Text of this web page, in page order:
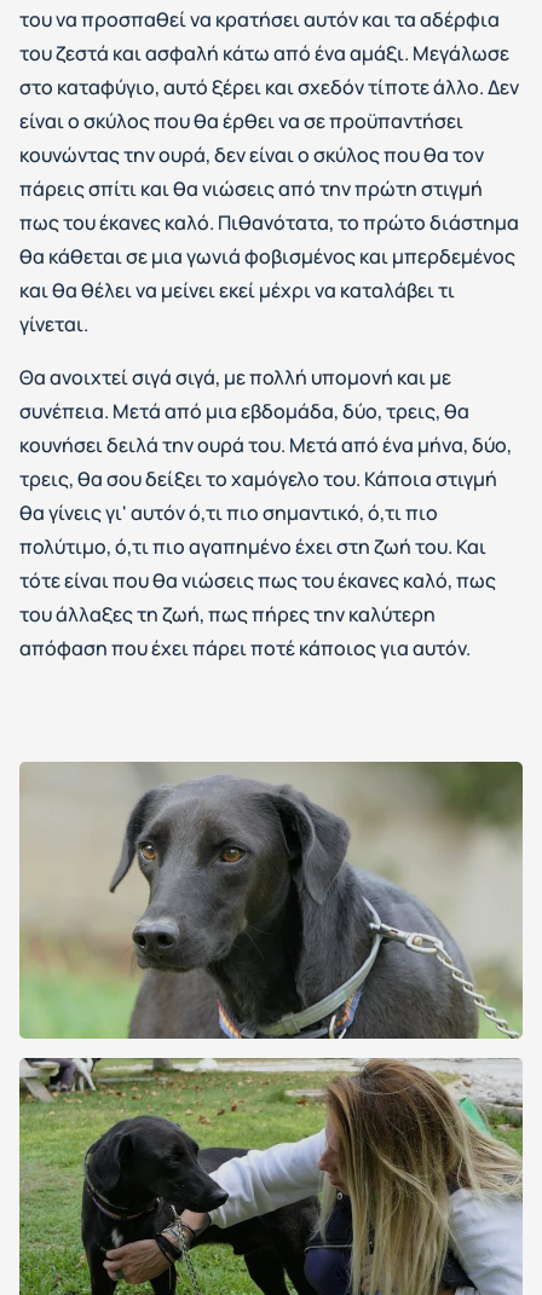
του να προσπαθεί να κρατήσει αυτόν και τα αδέρφια
του ζεστά και ασφαλή κάτω από ένα αμάξι. Μεγάλωσε
στο καταφύγιο, αυτό ξέρει και σχεδόν τίποτε άλλο. Δεν
είναι ο σκύλος που θα έρθει να σε προϋπαντήσει
κουνώντας την ουρά, δεν είναι ο σκύλος που θα τον
πάρεις σπίτι και θα νιώσεις από την πρώτη στιγμή
πως του έκανες καλό. Πιθανότατα, το πρώτο διάστημα
θα κάθεται σε μια γωνιά φοβισμένος και μπερδεμένος
και θα θέλει να μείνει εκεί μέχρι να καταλάβει τι
γίνεται.
Θα ανοιχτεί σιγά σιγά, με πολλή υπομονή και με
συνέπεια. Μετά από μια εβδομάδα, δύο, τρεις, θα
κουνήσει δειλά την ουρά του. Μετά από ένα μήνα, δύο,
τρεις, θα σου δείξει το χαμόγελο του. Κάποια στιγμή
θα γίνεις γι' αυτόν ό,τι πιο σημαντικό, ό,τι πιο
πολύτιμο, ό,τι πιο αγαπημένο έχει στη ζωή του. Και
τότε είναι που θα νιώσεις πως του έκανες καλό, πως
του άλλαξες τη ζωή, πως πήρες την καλύτερη
απόφαση που έχει πάρει ποτέ κάποιος για αυτόν.